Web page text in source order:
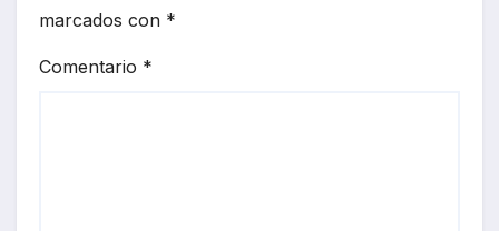
marcados con *
Comentario *